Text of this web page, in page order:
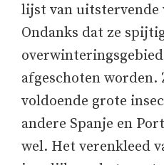
lijst van uitstervende
Ondanks dat ze
afgeschoten worden.
voldoende grote
andere Spanje en
wel. Het verenkleed